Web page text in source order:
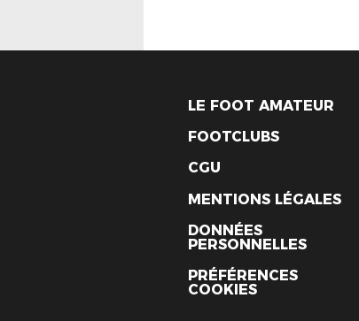
LE FOOT AMATEUR
FOOTCLUBS
CGU
MENTIONS LÉGALES
DONNÉES
PERSONNELLES
PRÉFÉRENCES
COOKIES